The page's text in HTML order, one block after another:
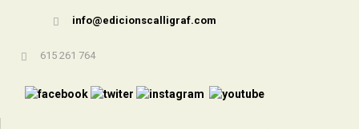
info@edicionscalligraf.com
615 261 764